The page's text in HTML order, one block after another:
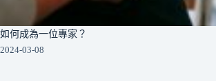
如何成為一位專家？
2024-03-08